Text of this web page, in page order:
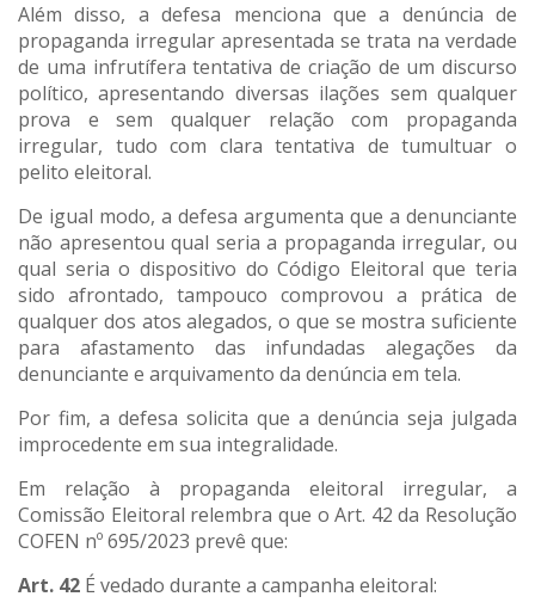
Além disso, a defesa menciona que a denúncia de
propaganda irregular apresentada se trata na verdade
de uma infrutífera tentativa de criação de um discurso
político, apresentando diversas ilações sem qualquer
prova e sem qualquer relação com propaganda
irregular, tudo com clara tentativa de tumultuar o
pelito eleitoral.
De igual modo, a defesa argumenta que a denunciante
não apresentou qual seria a propaganda irregular, ou
qual seria o dispositivo do Código Eleitoral que teria
sido afrontado, tampouco comprovou a prática de
qualquer dos atos alegados, o que se mostra suficiente
para afastamento das infundadas alegações da
denunciante e arquivamento da denúncia em tela.
Por fim, a defesa solicita que a denúncia seja julgada
improcedente em sua integralidade.
Em relação à propaganda eleitoral irregular, a
Comissão Eleitoral relembra que o Art. 42 da Resolução
COFEN nº 695/2023 prevê que:
Art. 42 É vedado durante a campanha eleitoral: